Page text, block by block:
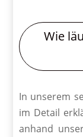
Wie
In unserem
im Detail
anhand